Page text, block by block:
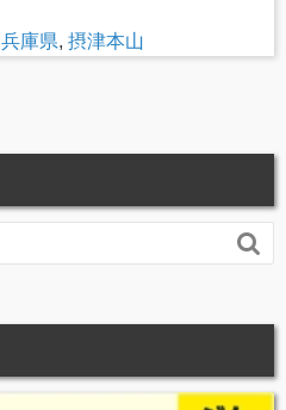
兵庫県, 摂津本山
